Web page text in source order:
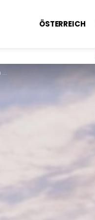
ÖSTERREICH